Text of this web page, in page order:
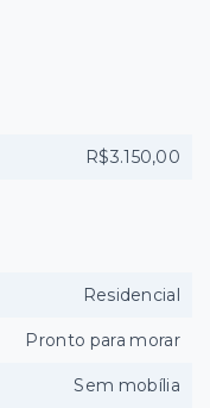
R$3.150,00
Residencial
Pronto para morar
Sem mobília